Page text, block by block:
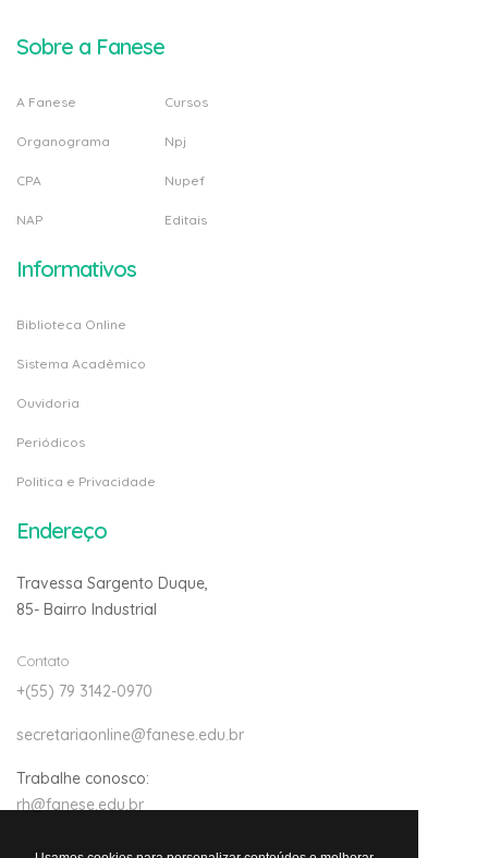
Sobre a Fanese
A Fanese
Organograma
CPA
NAP
Cursos
Npj
Nupef
Editais
Informativos
Biblioteca Online
Sistema Acadêmico
Ouvidoria
Periódicos
Politica e Privacidade
Endereço
Travessa Sargento Duque,
85- Bairro Industrial
Contato
+(55) 79 3142-0970
secretariaonline@fanese.edu.br
Trabalhe conosco:
rh@fanese.edu.br